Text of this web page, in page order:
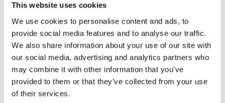
This website uses cookies
We use cookies to personalise content and ads, to
provide social media features and to analyse our traffic.
We also share information about your use of our site with
our social media, advertising and analytics partners who
may combine it with other information that you’ve
provided to them or that they’ve collected from your use
of their services.
SIGGE Ø 10 cm,
4-pack, grön
Stl. 4 st. Ø 10 cm.
Glasunderlägg
Sigge i färgen
grönt, säljs i
förpackning om 4
st. 100% jute.
Torkas av med
fuktig trasa.
29KR
KÖP